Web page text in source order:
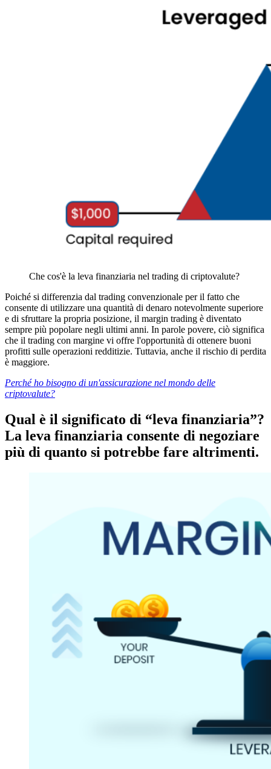
Che cos'è la leva finanziaria nel trading di criptovalute?
Poiché si differenzia dal trading convenzionale per il fatto che
consente di utilizzare una quantità di denaro notevolmente superiore
e di sfruttare la propria posizione, il margin trading è diventato
sempre più popolare negli ultimi anni. In parole povere, ciò significa
che il trading con margine vi offre l'opportunità di ottenere buoni
profitti sulle operazioni redditizie. Tuttavia, anche il rischio di perdita
è maggiore.
Perché ho bisogno di un'assicurazione nel mondo delle
criptovalute?
Qual è il significato di “leva finanziaria”?
La leva finanziaria consente di negoziare
più di quanto si potrebbe fare altrimenti.